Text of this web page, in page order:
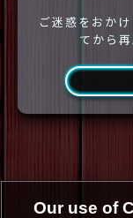
ご迷惑をおか
てから
Our use of